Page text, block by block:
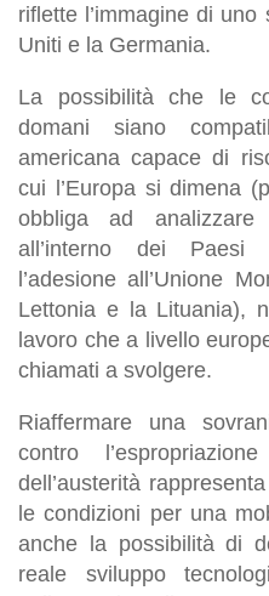
riflette l’immagine di
Uniti e la Germania.
La possibilità che le
domani siano
americana capace di
cui l’Europa si dimena
obbliga ad
all’interno dei Paesi
l’adesione all’Unione
Lettonia e la Lituania),
lavoro che a livello
chiamati a svolgere.
Riaffermare una
contro
dell’austerità
le condizioni per una
anche la possibilità di
reale sviluppo